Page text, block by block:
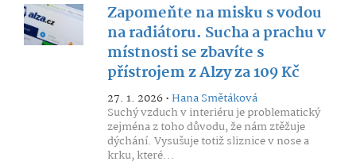
Zapomeňte na misku s vodou
na radiátoru. Sucha a prachu v
místnosti se zbavíte s
přístrojem z Alzy za 109 Kč
27. 1. 2026 •Hana Smětáková
Suchý vzduch v interiéru je problematický
zejména z toho důvodu, že nám ztěžuje
dýchání. Vysušuje totiž sliznice v nose a
krku, které...